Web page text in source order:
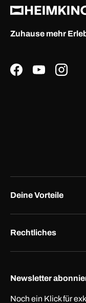
Zuhause mehr
FacebookYouTube
Deine Vorteile
Rechtliches
Newsletter
Noch ein Klick für